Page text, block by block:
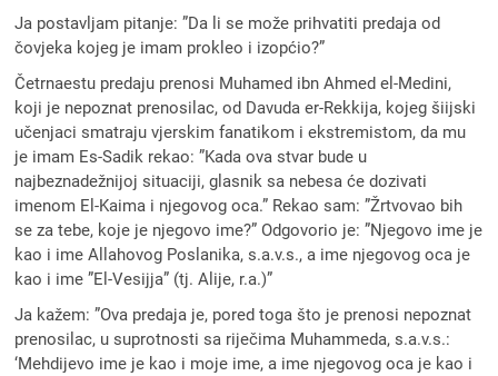
Ja postavljam pitanje: ”Da li se može prihvatiti predaja od
čovjeka kojeg je imam prokleo i izopćio?”
Četrnaestu predaju prenosi Muhamed ibn Ahmed el-Medini,
koji je nepoznat prenosilac, od Davuda er-Rekkija, kojeg šiijski
učenjaci smatraju vjerskim fanatikom i ekstremistom, da mu
je imam Es-Sadik rekao: ”Kada ova stvar bude u
najbeznadežnijoj situaciji, glasnik sa nebesa će dozivati
imenom El-Kaima i njegovog oca.” Rekao sam: ”Žrtvovao bih
se za tebe, koje je njegovo ime?” Odgovorio je: ”Njegovo ime je
kao i ime Allahovog Poslanika, s.a.v.s., a ime njegovog oca je
kao i ime ”El-Vesijja” (tj. Alije, r.a.)”
Ja kažem: ”Ova predaja je, pored toga što je prenosi nepoznat
prenosilac, u suprotnosti sa riječima Muhammeda, s.a.v.s.:
‘Mehdijevo ime je kao i moje ime, a ime njegovog oca je kao i